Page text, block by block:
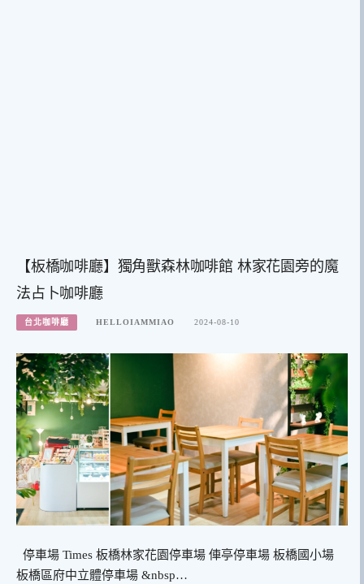
【板橋咖啡廳】獨角獸森林咖啡館 林家花園旁的魔
法占卜咖啡廳
台北咖啡廳 HELLOIAMMIAO 2024-08-10
停車場 Times 板橋林家花園停車場 俥亭停車場 板橋國小場
板橋區府中立體停車場 &nbsp…